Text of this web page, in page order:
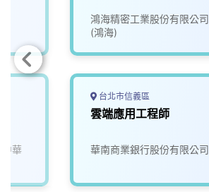
華
鴻海精密工業股份有限公司
(鴻海)
台北市信義區
雲端應用工程師
華南商業銀行股份有限公司